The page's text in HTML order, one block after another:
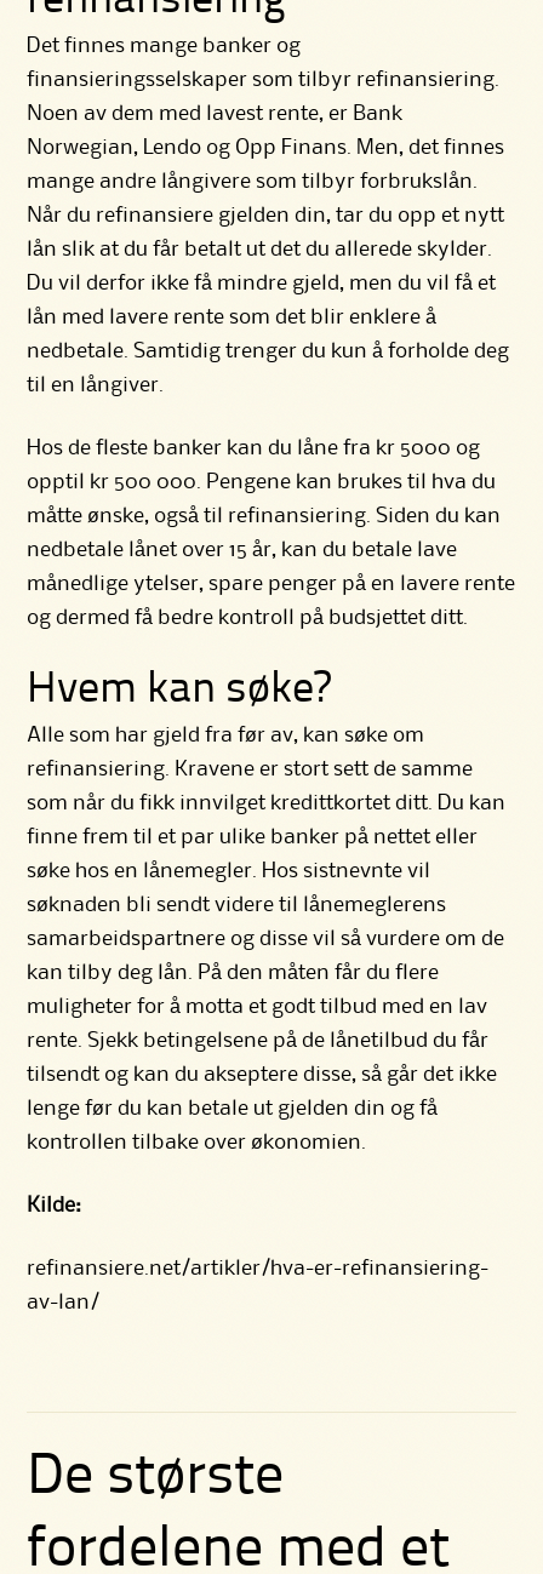
Det finnes mange banker og
finansieringsselskaper som tilbyr refinansiering.
Noen av dem med lavest rente, er Bank
Norwegian, Lendo og Opp Finans. Men, det finnes
mange andre långivere som tilbyr forbrukslån.
Når du refinansiere gjelden din, tar du opp et nytt
lån slik at du får betalt ut det du allerede skylder.
Du vil derfor ikke få mindre gjeld, men du vil få et
lån med lavere rente som det blir enklere å
nedbetale. Samtidig trenger du kun å forholde deg
til en långiver.
Hos de fleste banker kan du låne fra kr 5000 og
opptil kr 500 000. Pengene kan brukes til hva du
måtte ønske, også til refinansiering. Siden du kan
nedbetale lånet over 15 år, kan du betale lave
månedlige ytelser, spare penger på en lavere rente
og dermed få bedre kontroll på budsjettet ditt.
Hvem kan søke?
Alle som har gjeld fra før av, kan søke om
refinansiering. Kravene er stort sett de samme
som når du fikk innvilget kredittkortet ditt. Du kan
finne frem til et par ulike banker på nettet eller
søke hos en lånemegler. Hos sistnevnte vil
søknaden bli sendt videre til lånemeglerens
samarbeidspartnere og disse vil så vurdere om de
kan tilby deg lån. På den måten får du flere
muligheter for å motta et godt tilbud med en lav
rente. Sjekk betingelsene på de lånetilbud du får
tilsendt og kan du akseptere disse, så går det ikke
lenge før du kan betale ut gjelden din og få
kontrollen tilbake over økonomien.
Kilde:
refinansiere.net/artikler/hva-er-refinansiering-
av-lan/
De største
fordelene med et